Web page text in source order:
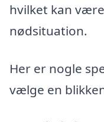
hvilket kan
nødsituation.
Her er nogle
vælge en